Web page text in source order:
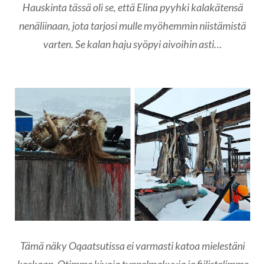
Hauskinta tässä oli se, että Elina pyyhki kalakätensä
nenäliinaan, jota tarjosi mulle myöhemmin niistämistä
varten. Se kalan haju syöpyi aivoihin asti…
Tämä näky Oqaatsutissa ei varmasti katoa mielestäni